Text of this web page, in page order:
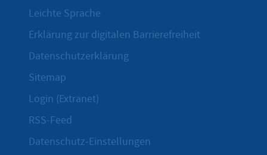
Leichte Sprache
Erklärung zur digitalen Barrierefreiheit
Datenschutzerklärung
Sitemap
Login (Extranet)
RSS-Feed
Datenschutz-Einstellungen